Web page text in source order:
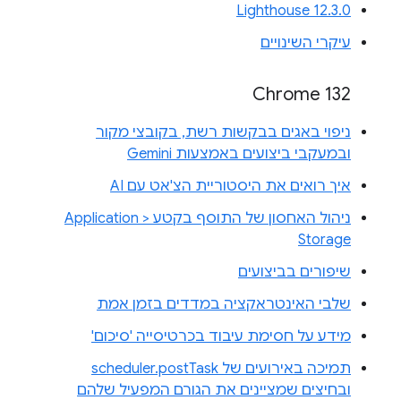
Lighthouse 12.3.0
עיקרי השינויים
Chrome 132
ניפוי באגים בבקשות רשת, בקובצי מקור
ובמעקבי ביצועים באמצעות Gemini
איך רואים את היסטוריית הצ'אט עם AI
ניהול האחסון של התוסף בקטע Application >
Storage
שיפורים בביצועים
שלבי האינטראקציה במדדים בזמן אמת
מידע על חסימת עיבוד בכרטיסייה 'סיכום'
תמיכה באירועים של scheduler.postTask
ובחיצים שמציינים את הגורם המפעיל שלהם